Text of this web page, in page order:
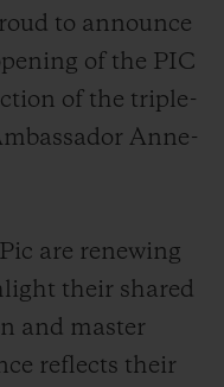
to announce
of the PIC
of the triple-
Anne-
are renewing
their shared
and master
reflects their